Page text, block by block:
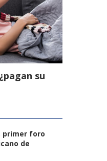
su
primer foro
de